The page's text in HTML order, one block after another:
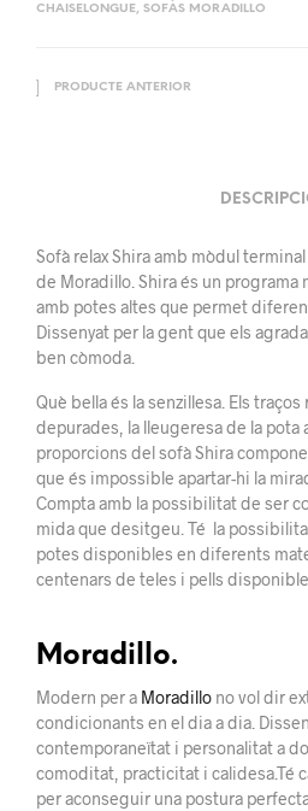
CHAISELONGUE, SOFÀS MORADILLO
PRODUCTE ANTERIOR
Sofà relax Shira amb mòdul
de Moradillo. Shira és un programa
amb potes altes que permet
Dissenyat per la gent que els
ben còmoda.
Què bella és lasenzillesa. Els traços
depurades, la lleugeresade la pota
proporcions del sofà Shira
que és impossible apartar-hi la
Compta amb la possibilitat de ser
mida que desitgeu. Té la
potes disponibles en diferents
centenars de teles i pells
Moradillo.
Modern per a Moradillo no vol dir
condicionants en el dia a dia.
contemporaneïtat i personalitat a
comoditat, practicitat i calidesa.Té c
per aconseguir una postura